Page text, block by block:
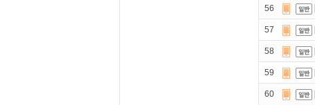
56
57
58
59
60